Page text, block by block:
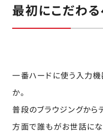
最初にこだわる
一番ハードに使う入力機
か。
普段のブラウジングから
方面で誰もがお世話にな